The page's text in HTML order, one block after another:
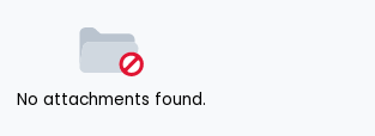
No attachments found.